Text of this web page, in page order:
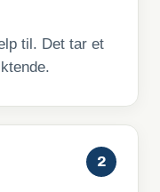
til. Det tar et
2